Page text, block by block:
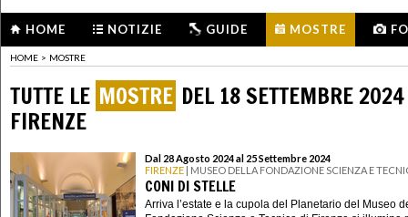
HOME NOTIZIE GUIDE MOSTRE
HOME > MOSTRE
TUTTE LE MOSTRE DEL 18 SETTEMBRE
FIRENZE
Dal 28 Agosto 2024 al 25 Settembre 2024
FIRENZE | MUSEO DELLA FONDAZIONE SCIENZA E
CONI DI STELLE
Arriva l’estate e la cupola del Planetario del Museo